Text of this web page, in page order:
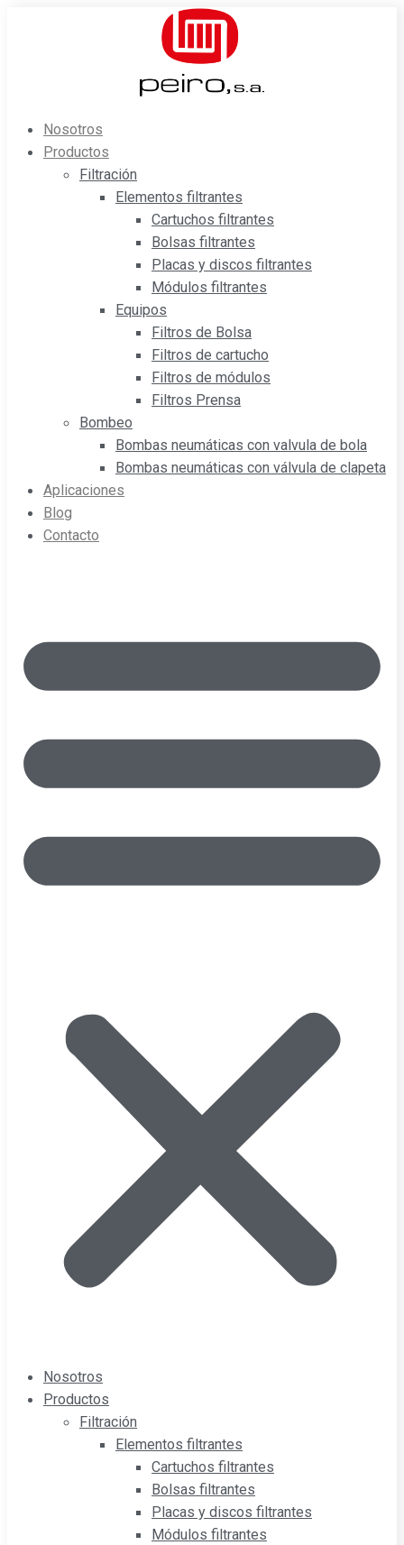
Nosotros
Productos
Filtración
Elementos filtrantes
Cartuchos filtrantes
Bolsas filtrantes
Placas y discos filtrantes
Módulos filtrantes
Equipos
Filtros de Bolsa
Filtros de cartucho
Filtros de módulos
Filtros Prensa
Bombeo
Bombas neumáticas con valvula de bola
Bombas neumáticas con válvula de clapeta
Aplicaciones
Blog
Contacto
Nosotros
Productos
Filtración
Elementos filtrantes
Cartuchos filtrantes
Bolsas filtrantes
Placas y discos filtrantes
Módulos filtrantes